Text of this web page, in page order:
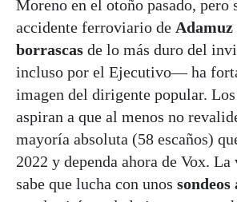
Moreno en el otoño pasado, pero
accidente ferroviario de Adamuz
borrascas de lo más duro del
incluso por el Ejecutivo— ha
imagen del dirigente popular.
aspiran a que al menos no
mayoría absoluta (58 escaños)
2022 y dependa ahora de Vox.
sabe que lucha con unos